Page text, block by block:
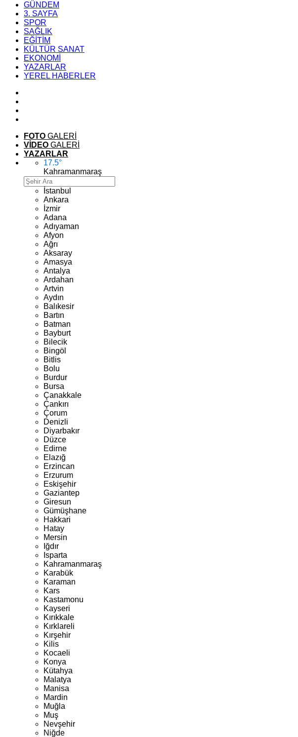
GÜNDEM
3. SAYFA
SPOR
SAĞLIK
EĞİTİM
KÜLTÜR SANAT
EKONOMİ
YAZARLAR
YEREL HABERLER
FOTO GALERİ
VİDEO GALERİ
YAZARLAR
17.5°
Kahramanmaraş
İstanbul
Ankara
İzmir
Adana
Adıyaman
Afyon
Ağrı
Aksaray
Amasya
Antalya
Ardahan
Artvin
Aydın
Balıkesir
Bartın
Batman
Bayburt
Bilecik
Bingöl
Bitlis
Bolu
Burdur
Bursa
Çanakkale
Çankırı
Çorum
Denizli
Diyarbakır
Düzce
Edirne
Elazığ
Erzincan
Erzurum
Eskişehir
Gaziantep
Giresun
Gümüşhane
Hakkari
Hatay
Mersin
Iğdır
Isparta
Kahramanmaraş
Karabük
Karaman
Kars
Kastamonu
Kayseri
Kırıkkale
Kırklareli
Kırşehir
Kilis
Kocaeli
Konya
Kütahya
Malatya
Manisa
Mardin
Muğla
Muş
Nevşehir
Niğde